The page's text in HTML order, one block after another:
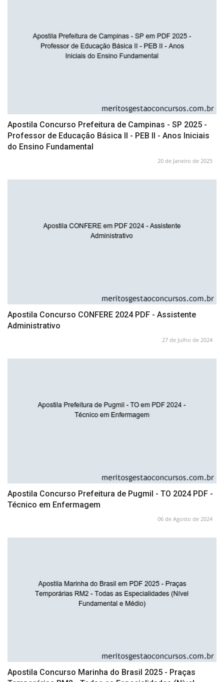
Apostila Concurso Prefeitura de Campinas - SP 2025 -
Professor de Educação Básica II - PEB II - Anos Iniciais
do Ensino Fundamental
20 de Janeiro de 2025
Apostila Concurso CONFERE 2024 PDF - Assistente
Administrativo
27 de Julho de 2024
Apostila Concurso Prefeitura de Pugmil - TO 2024 PDF -
Técnico em Enfermagem
06 de Agosto de 2024
Apostila Concurso Marinha do Brasil 2025 - Praças